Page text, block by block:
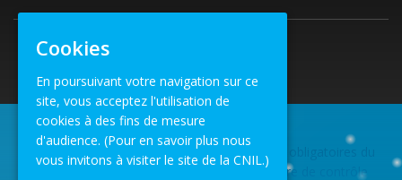
ACCUEIL Formation »
Mémo des formations obligatoires du
contrôleur et de l'exploitant du centre de contrôle
Cookies
En poursuivant votre navigation sur ce
site, vous acceptez l'utilisation de
cookies à des fins de mesure
d'audience. (Pour en savoir plus nous
vous invitons à visiter le site de la CNIL.)